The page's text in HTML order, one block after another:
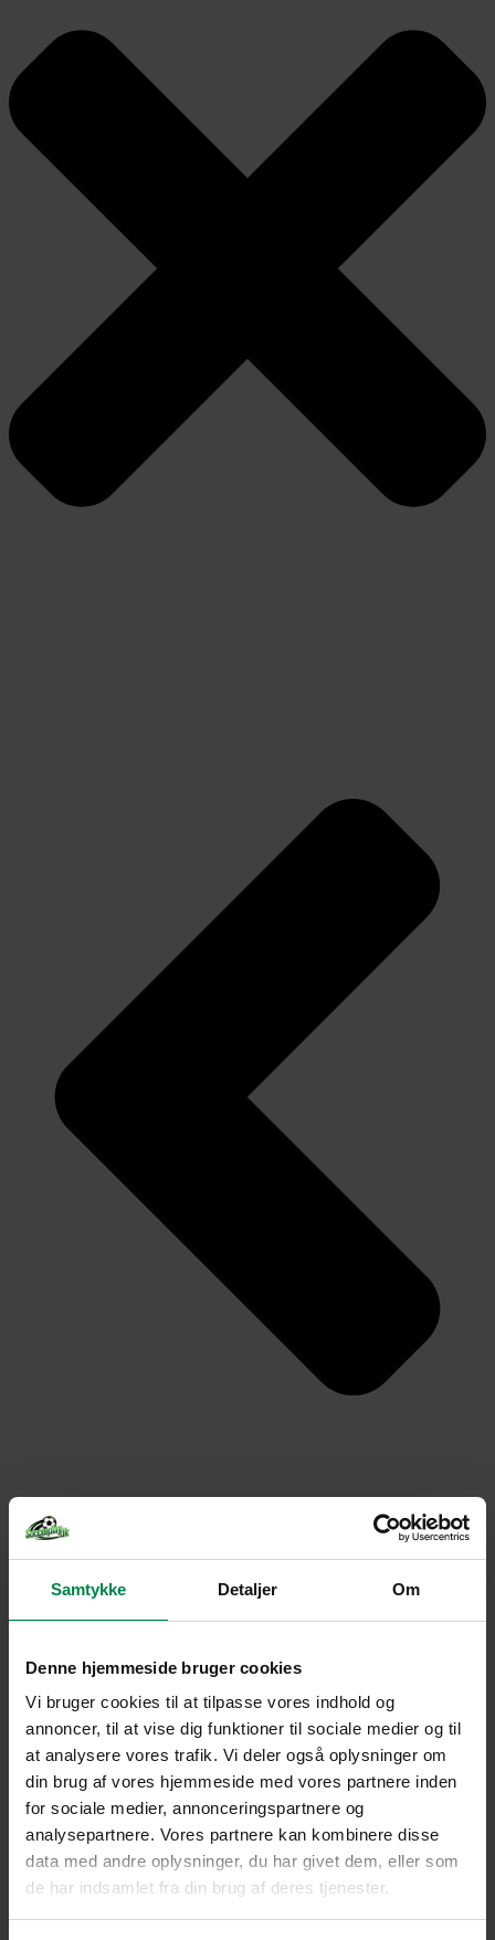
Samtykke Detaljer Om
Denne hjemmeside bruger cookies
Vi bruger cookies til at tilpasse vores indhold og
annoncer, til at vise dig funktioner til sociale medier og til
at analysere vores trafik. Vi deler også oplysninger om
din brug af vores hjemmeside med vores partnere inden
for sociale medier, annonceringspartnere og
analysepartnere. Vores partnere kan kombinere disse
data med andre oplysninger, du har givet dem, eller som
de har indsamlet fra din brug af deres tjenester.